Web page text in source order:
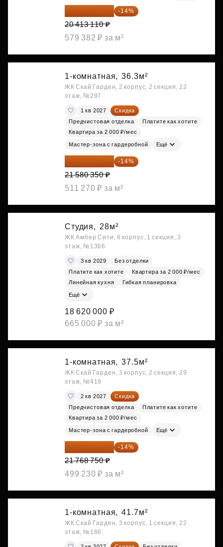
17 555 275 ₽ -14%
20 413 110 ₽
579 382 ₽ за м²
1-комнатная, 36.3м²
ЖК Скай Гарден, 2 корпус, 2 секция, 22
этаж, №297
1 кв 2027
Скидка
Предчистовая отделка
Платите как хотите
Квартира за 2 000 ₽/мес
Мастер-зона с гардеробной Ещё
18 559 101 ₽ -14%
21 580 350 ₽
511 270 ₽ за м²
Студия, 28м²
ЖК Амбер Сити, 6 корпус, 1 секция, 3
этаж, №1366
3 кв 2029
Без отделки
Платите как хотите
Квартира за 2 000 ₽/мес
Линейная кухня
Гибкая планировка
Ещё
18 620 000 ₽
665 000 ₽ за м²
1-комнатная, 37.5м²
ЖК Скай Гарден, 3 корпус, 2 секция, 29
этаж, №419
2 кв 2027
Скидка
Предчистовая отделка
Платите как хотите
Квартира за 2 000 ₽/мес
Мастер-зона с гардеробной Ещё
18 721 125 ₽ -14%
21 768 750 ₽
499 230 ₽ за м²
1-комнатная, 41.7м²
ЖК Скай Гарден, 3 корпус, 1 секция, 22
этаж, №166